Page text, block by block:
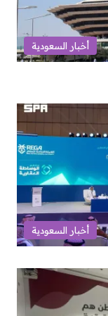
أخبار السعودية
أخبار السعودية